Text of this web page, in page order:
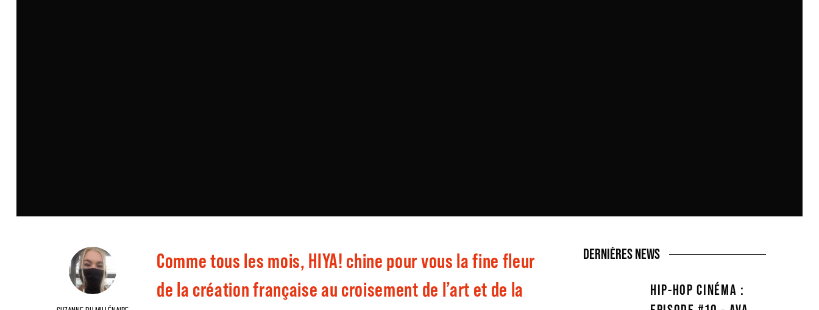
Comme tous les mois, HIYA! chine pour vous la fine fleur
de la création française au croisement de l’art et de la
DERNIÈRES NEWS
HIP-HOP CINÉMA :